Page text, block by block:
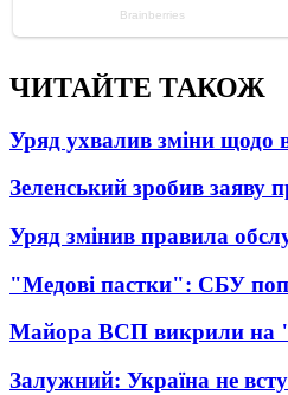
ЧИТАЙТЕ ТАКОЖ
Уряд ухвалив зміни щодо
Зеленський зробив заяву
Уряд змінив правила
"Медові пастки": СБУ
Майора ВСП викрили на
Залужний: Україна не